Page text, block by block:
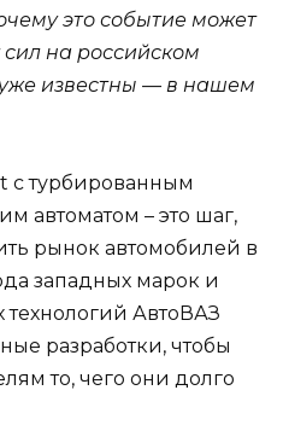
это событие может
на российском
известны — в нашем
с турбированным
автоматом – это шаг,
рынок автомобилей в
западных марок и
технологий АвтоВАЗ
разработки, чтобы
то, чего они долго